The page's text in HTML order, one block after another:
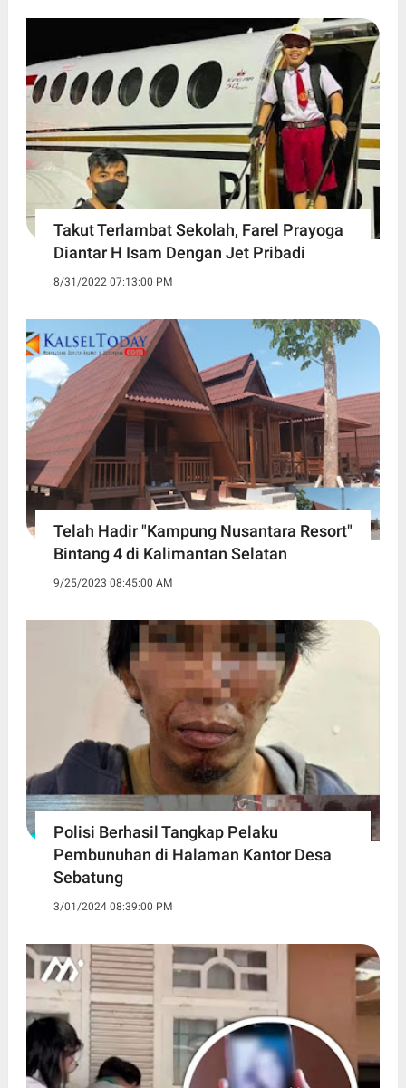
Takut Terlambat Sekolah, Farel Prayoga
Diantar H Isam Dengan Jet Pribadi
8/31/2022 07:13:00 PM
Telah Hadir "Kampung Nusantara Resort"
Bintang 4 di Kalimantan Selatan
9/25/2023 08:45:00 AM
Polisi Berhasil Tangkap Pelaku
Pembunuhan di Halaman Kantor Desa
Sebatung
3/01/2024 08:39:00 PM